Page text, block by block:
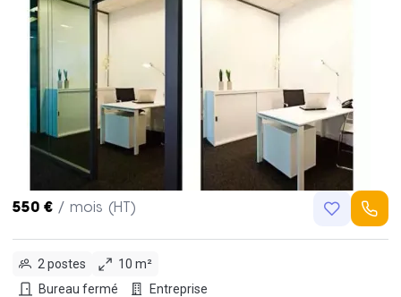
550 € / mois (HT)
2 postes
10 m²
Bureau fermé
Entreprise